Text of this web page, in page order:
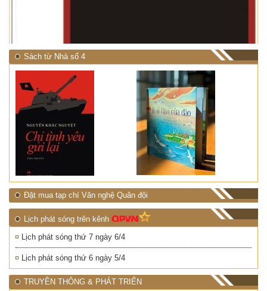
Sách từ Nhà số 4
Đặt mua tạp chí Văn nghệ Quân đội
Lịch phát sóng trên kênh
Lịch phát sóng thứ 7 ngày 6/4
Lịch phát sóng thứ 6 ngày 5/4
TRUYỀN THÔNG & PHÁT TRIỂN